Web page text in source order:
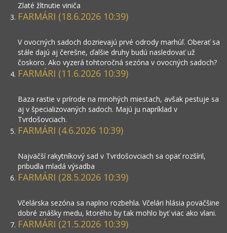
Zlaté žltnutie viniča
FARMÁRI (18.6.2026 10:39)
V ovocných sadoch dozrievajú prvé odrody marhúľ. Oberať sa
stále dajú aj čerešne, ďalšie druhy budú nasledovať už
čoskoro. Ako vyzerá tohtoročná sezóna v ovocných sadoch?
FARMÁRI (11.6.2026 10:39)
Baza rastie v prírode na mnohých miestach, avšak pestuje sa
aj v špecializovaných sadoch. Majú ju napríklad v
Tvrdošovciach.
FARMÁRI (4.6.2026 10:39)
Najväčší rakytníkový sad v Tvrdošovciach sa opäť rozšíril,
pribudla mladá výsadba
FARMÁRI (28.5.2026 10:39)
Včelárska sezóna sa naplno rozbehla. Včelári hlásia poväčšine
dobré znášky medu, ktorého by tak mohlo byť viac ako vlani.
FARMÁRI (21.5.2026 10:39)